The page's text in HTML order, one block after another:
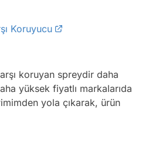
Koruyucu
koruyan spreydir daha
yüksek fiyatlı markalarıda
yola çıkarak, ürün